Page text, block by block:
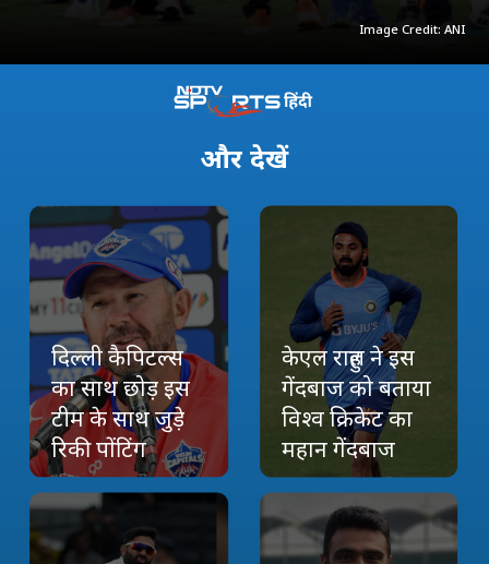
Image Credit: ANI
और देखें
केएल राहुल ने इस
गेंदबाज को बताया
विश्व क्रिकेट का
महान गेंदबाज
दिल्ली कैपिटल्स
का साथ छोड़ इस
टीम के साथ जुड़े
रिकी पोंटिंग